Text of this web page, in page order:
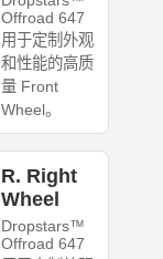
Offroad 647
用于定制外观
和性能的高质
量 Front
Wheel。
R. Right
Wheel
Dropstars™
Offroad 647